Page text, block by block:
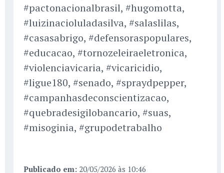
#pactonacionalbrasil, #hugomotta,
#luizinacioluladasilva, #salaslilas,
#casasabrigo, #defensoraspopulares,
#educacao, #tornozeleiraeletronica,
#violenciavicaria, #vicaricidio,
#ligue180, #senado, #spraydpepper,
#campanhasdeconscientizacao,
#quebradesigilobancario, #suas,
#misoginia, #grupodetrabalho
Publicado em: 20/05/2026 às 10:46